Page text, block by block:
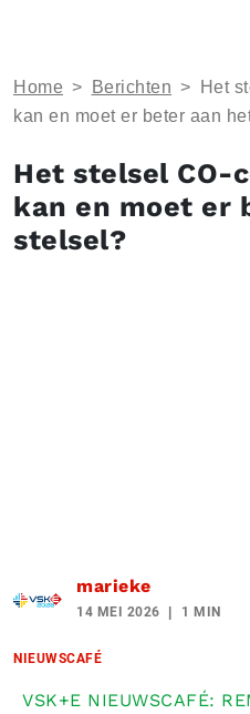
Home > Berichten >
Het
kan en moet er beter aan
Het stelsel
kan en moet er
stelsel?
marieke
14 MEI 2026 1 MIN
NIEUWSCAFÉ
VSK+E NIEUWSCAFÉ: